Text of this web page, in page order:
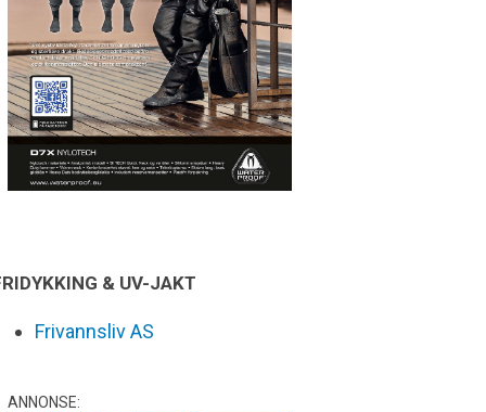
& UV-JAKT
Frivannsliv AS
ANNONSE: